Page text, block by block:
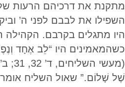
מתקנת את דרכיהם הרעות של
השפילו את לבבם לפני ה’
היו מתגלים בקרבם.
כשהמאמינים היו “לֵב אֶחָד
שֶׁל שָׁלוֹם.” שאול השליח